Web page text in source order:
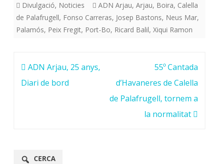
Divulgació, Noticies ADN Arjau, Arjau, Boira, Calella
de Palafrugell, Fonso Carreras, Josep Bastons, Neus Mar,
Palamós, Peix Fregit, Port-Bo, Ricard Balil, Xiqui Ramon
Navegació
d'entrades
ADN Arjau, 25 anys,
Diari de bord
55º Cantada
d’Havaneres de Calella
de Palafrugell, tornem a
la normalitat
CERCA